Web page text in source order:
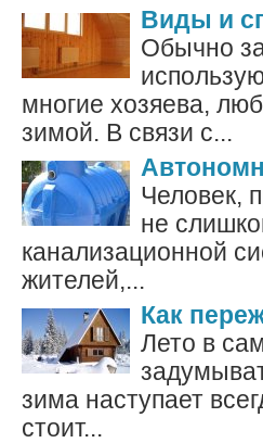
Виды и
Обычно
многие хозяева,
зимой. В связи с...
Человек,
не
канализационной
жителей,...
Как
Лето в
зима наступает
стоит...